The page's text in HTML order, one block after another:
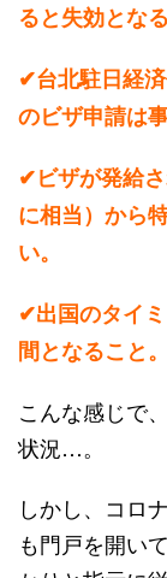
ると失効とな
✔︎台北駐日経
のビザ申請は
✔︎ビザが発給
に相当）から
い。
✔︎出国のタイ
間となること。
こんな感じで
状況…。
しかし、コロ
も門戸を開い